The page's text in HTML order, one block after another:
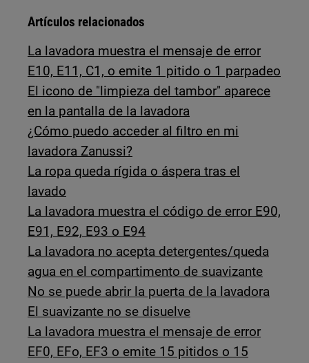
Artículos relacionados
La lavadora muestra el mensaje de error
E10, E11, C1, o emite 1 pitido o 1 parpadeo
El icono de "limpieza del tambor" aparece
en la pantalla de la lavadora
¿Cómo puedo acceder al filtro en mi
lavadora Zanussi?
La ropa queda rígida o áspera tras el
lavado
La lavadora muestra el código de error E90,
E91, E92, E93 o E94
La lavadora no acepta detergentes/queda
agua en el compartimento de suavizante
No se puede abrir la puerta de la lavadora
El suavizante no se disuelve
La lavadora muestra el mensaje de error
EF0, EFo, EF3 o emite 15 pitidos o 15